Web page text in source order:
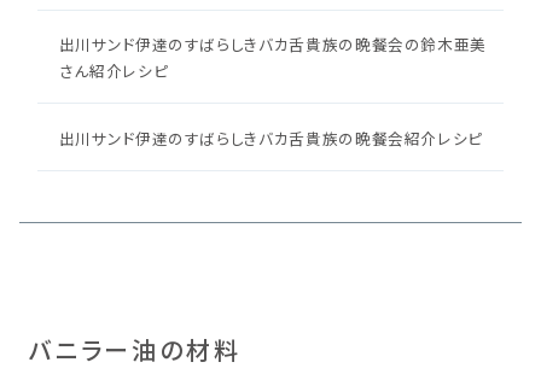
出川サンド伊達のすばらしきバカ舌貴族の晩餐会の鈴木亜美
さん紹介レシピ
出川サンド伊達のすばらしきバカ舌貴族の晩餐会紹介レシピ
バニラー油の材料